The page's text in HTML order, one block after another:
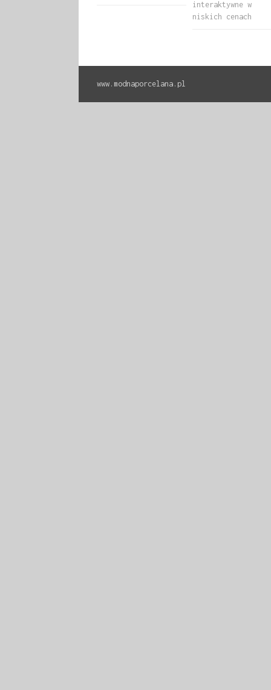
interaktywne w
niskich cenach
www.modnaporcelana.pl